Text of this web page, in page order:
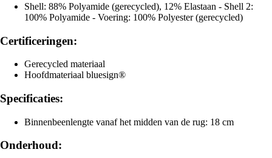
Shell: 88% Polyamide (gerecycled), 12% Elastaan - Shell 2:
100% Polyamide - Voering: 100% Polyester (gerecycled)
Certificeringen:
Gerecycled materiaal
Hoofdmateriaal bluesign®
Specificaties:
Binnenbeenlengte vanaf het midden van de rug: 18 cm
Onderhoud: